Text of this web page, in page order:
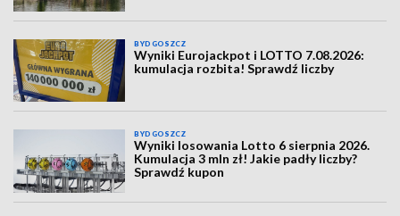
BYDGOSZCZ
Wyniki Eurojackpot i LOTTO 7.08.2026:
kumulacja rozbita! Sprawdź liczby
BYDGOSZCZ
Wyniki losowania Lotto 6 sierpnia 2026.
Kumulacja 3 mln zł! Jakie padły liczby?
Sprawdź kupon